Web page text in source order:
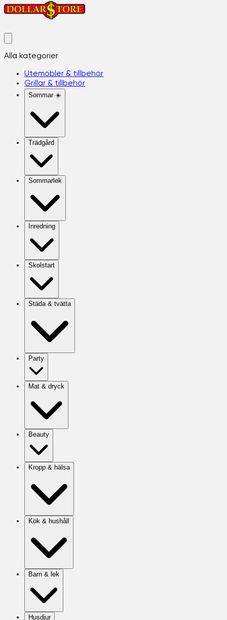
Alla kategorier
Utemöbler & tillbehör
Grillar & tillbehör
Sommar ☀️
Trädgård
Sommarlek
Inredning
Skolstart
Städa & tvätta
Party
Mat & dryck
Beauty
Kropp & hälsa
Kök & hushåll
Barn & lek
Husdjur